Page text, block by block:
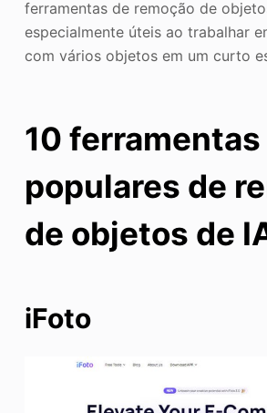
ferramentas de remoção de
especialmente úteis ao trabalhar
com vários objetos em um curto
10 ferramentas
populares de
de objetos de
iFoto